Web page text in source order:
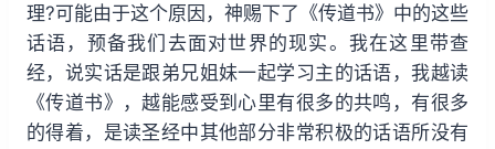
理?可能由于这个原因，神赐下了《传道书》中的这些
话语，预备我们去面对世界的现实。我在这里带查
经，说实话是跟弟兄姐妹一起学习主的话语，我越读
《传道书》，越能感受到心里有很多的共鸣，有很多
的得着，是读圣经中其他部分非常积极的话语所没有